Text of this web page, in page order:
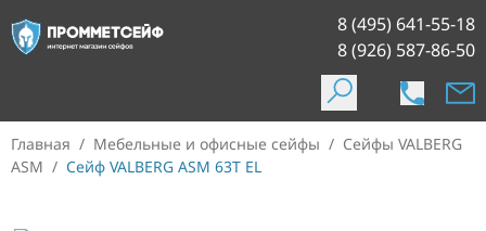
8 (495) 641-55-18
8 (926) 587-86-50
Главная / Мебельные и офисные сейфы / Сейфы VALBERG
ASM / Сейф VALBERG ASM 63T EL